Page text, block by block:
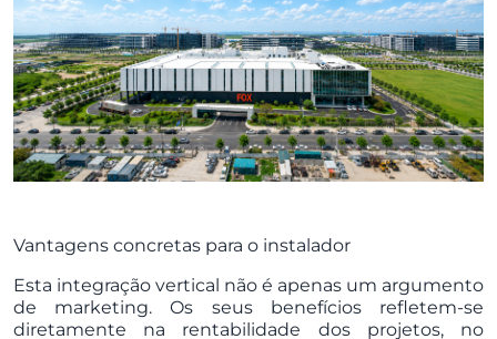
Vantagens concretas para o instalador
Esta integração vertical não é apenas um argumento
de marketing. Os seus benefícios refletem-se
diretamente na rentabilidade dos projetos, no